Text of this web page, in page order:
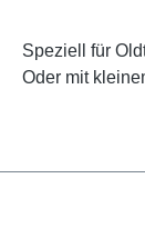
Speziell für
Oder mit